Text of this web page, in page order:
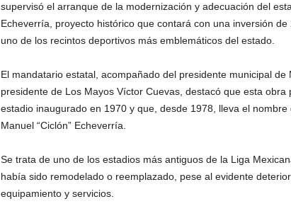
supervisó el arranque de la modernización y adecuación del
Echeverría, proyecto histórico que contará con una inversión
uno de los recintos deportivos más emblemáticos del estado.
El mandatario estatal, acompañado del presidente municipal de
presidente de Los Mayos Víctor Cuevas, destacó que esta
estadio inaugurado en 1970 y que, desde 1978, lleva el
Manuel “Ciclón” Echeverría.
Se trata de uno de los estadios más antiguos de la Liga
había sido remodelado o reemplazado, pese al evidente
equipamiento y servicios.